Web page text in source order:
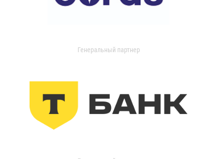
Генеральный партнер